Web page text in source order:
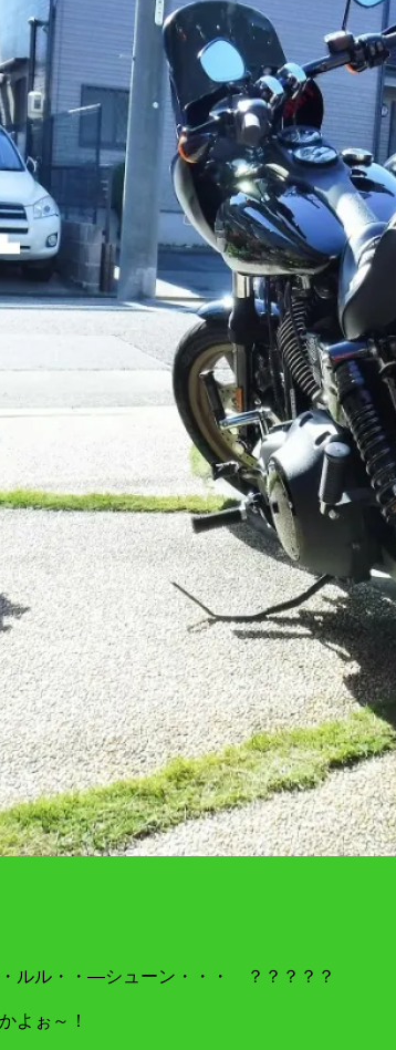
ルル・・―シューン・・・ ？？？？？
よぉ～！